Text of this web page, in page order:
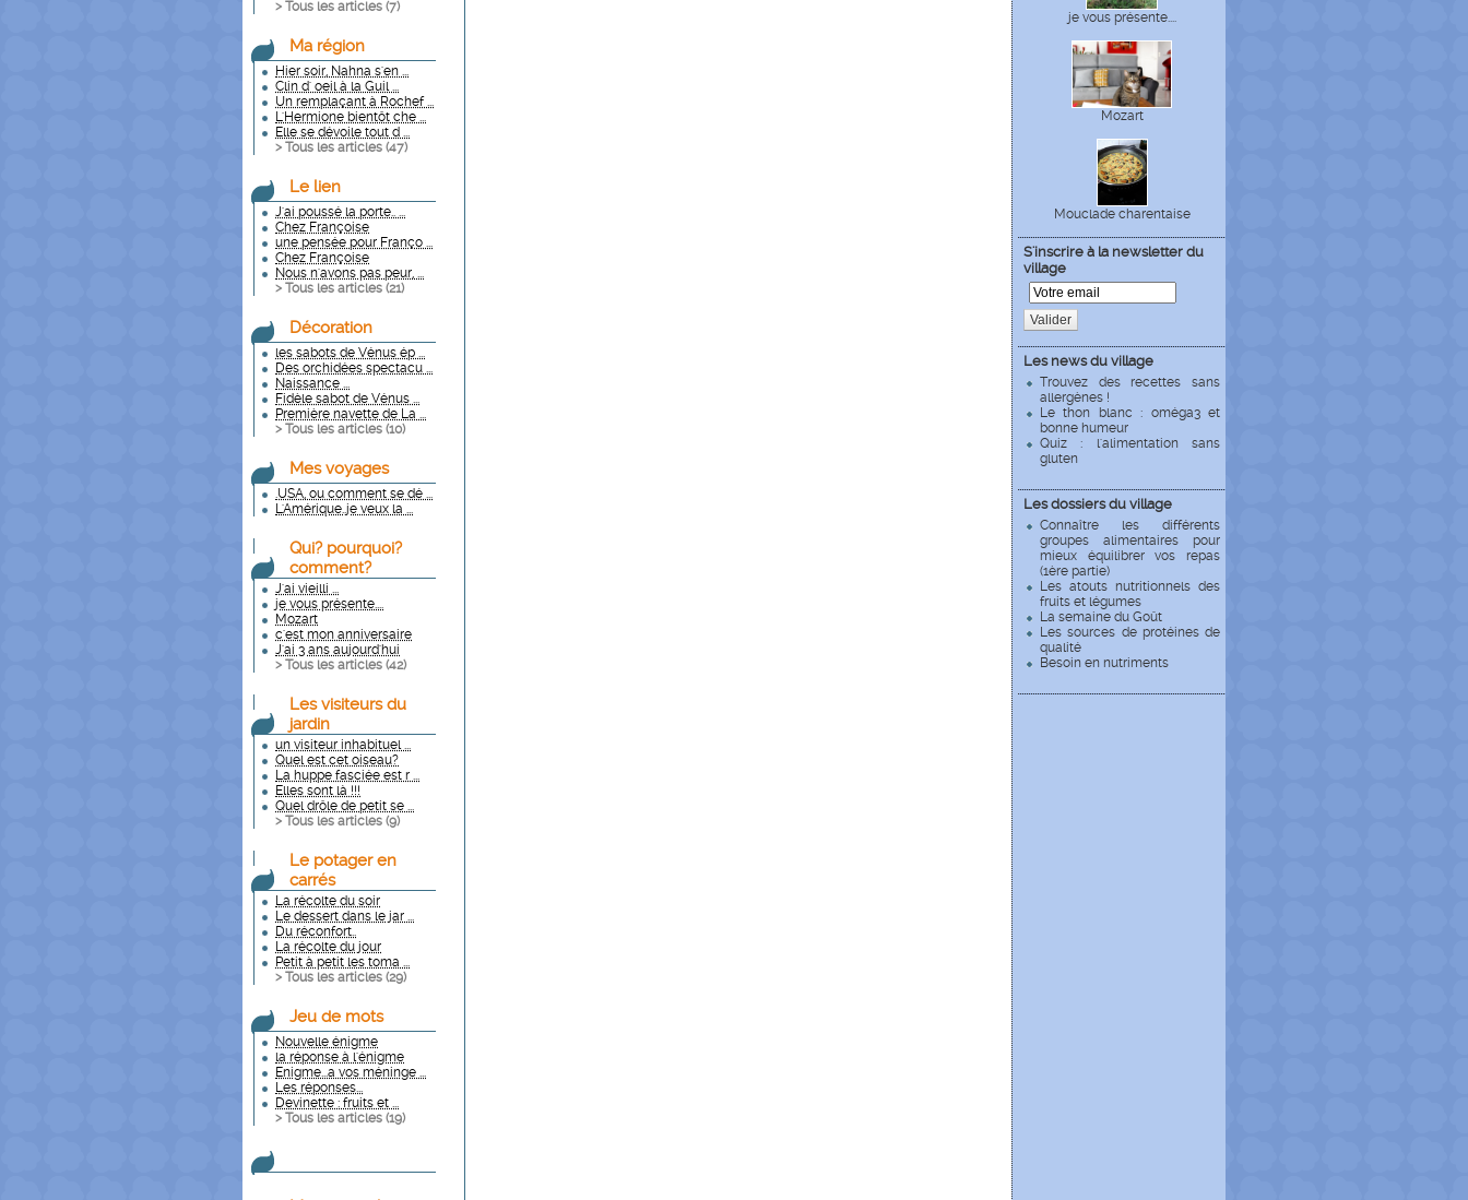
je vous présente....
Mozart
Mouclade charentaise
S'inscrire à la newsletter du
village
Valider
Les news du village
Trouvez des recettes sans
allergènes !
Le thon blanc : oméga3 et
bonne humeur
Quiz : l'alimentation sans
gluten
Les dossiers du village
Connaître les différents
groupes alimentaires pour
mieux équilibrer vos repas
(1ère partie)
Les atouts nutritionnels des
fruits et légumes
La semaine du Goût
Les sources de protéines de
qualité
Besoin en nutriments
> Tous les articles (7)
Ma région
Hier soir, Nahna s'en ...
Clin d' oeil à la Guil ...
Un remplaçant à Rochef ...
L'Hermione bientôt che ...
Elle se dévoile tout d ...
> Tous les articles (47)
Le lien
J'ai poussé la porte.. ...
Chez Françoise
une pensée pour Franço ...
Chez Françoise
Nous n'avons pas peur, ...
> Tous les articles (21)
Décoration
les sabots de Vénus ép ...
Des orchidées spectacu ...
Naissance ...
Fidèle sabot de Vénus ...
Première navette de La ...
> Tous les articles (10)
Mes voyages
.USA, ou comment se dé ...
L'Amérique..je veux la ...
Qui? pourquoi?
comment?
J'ai vieilli ...
je vous présente....
Mozart
c'est mon anniversaire
J'ai 3 ans aujourd'hui
> Tous les articles (42)
Les visiteurs du
jardin
un visiteur inhabituel ...
Quel est cet oiseau?
La huppe fasciée est r ...
Elles sont là !!!
Quel drôle de petit se ...
> Tous les articles (9)
Le potager en
carrés
La récolte du soir
Le dessert dans le jar ...
Du réconfort..
La récolte du jour
Petit à petit les toma ...
> Tous les articles (29)
Jeu de mots
Nouvelle énigme
la réponse à l'énigme
Enigme...a vos méninge ...
Les réponses...
Devinette : fruits et ...
> Tous les articles (19)